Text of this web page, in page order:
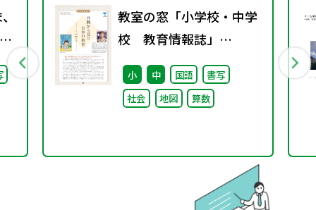
教室の窓「小学校・中学
校 教育情報誌」
vol.76 2025年9月発行
小 中 国語
書写
社会
地図 算数